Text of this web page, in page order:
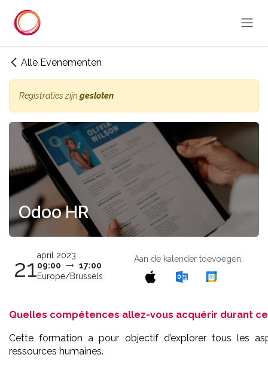
Alle Evenementen
Registraties zijn gesloten
Odoo HR
21april 2023
09:00
17:00
Europe/Brussels
Aan de kalender toevoegen:
Quelles compétences allez-vous acquérir durant
Cette formation a pour objectif d’explorer tous les
ressources humaines.